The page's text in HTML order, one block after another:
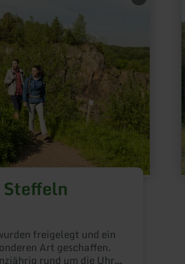
freigelegt und ein
Art geschaffen.
rund um die Uhr